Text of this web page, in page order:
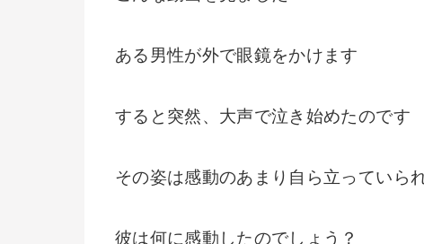
ある男性が外で眼鏡をかけます
すると突然、大声で泣き始めたのです
その姿は感動のあまり自ら立っていら
彼は何に感動したのでしょう？